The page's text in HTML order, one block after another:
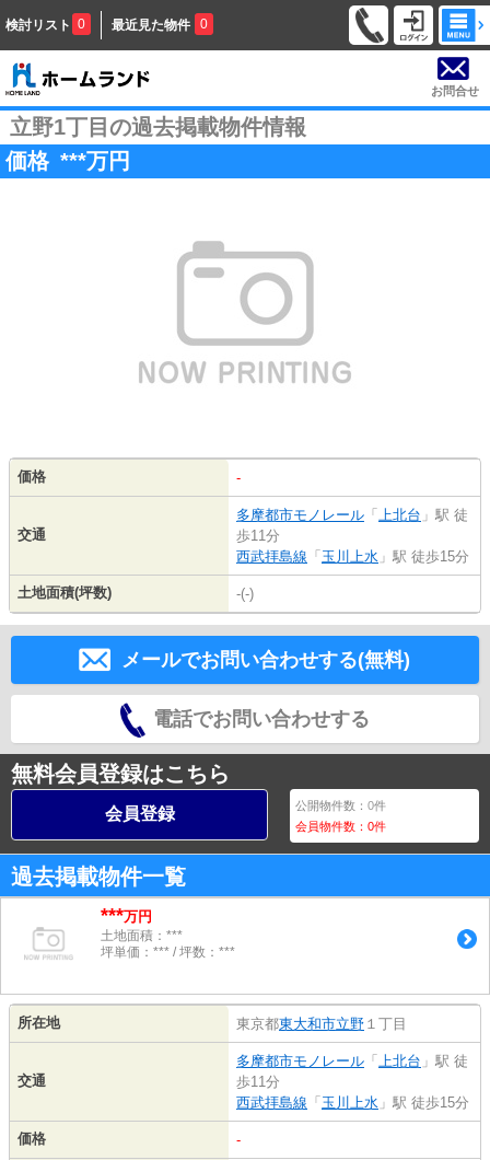
検討リスト 0 最近見た物件 0
お問合せ
立野1丁目の過去掲載物件情報
価格 ***万円
価格 -
交通
多摩都市モノレール 「 上北台 」駅 徒
歩11分
西武拝島線 「 玉川上水 」駅 徒歩15分
土地面積(坪数) -(-)
メールでお問い合わせする(無料)
電話でお問い合わせする
無料会員登録はこちら
会員登録 公開物件数：0件
会員物件数：0件
過去掲載物件一覧
***万円
土地面積：***
坪単価：*** / 坪数：***
所在地 東京都東大和市立野 １丁目
交通
多摩都市モノレール 「 上北台 」駅 徒
歩11分
西武拝島線 「 玉川上水 」駅 徒歩15分
価格 -